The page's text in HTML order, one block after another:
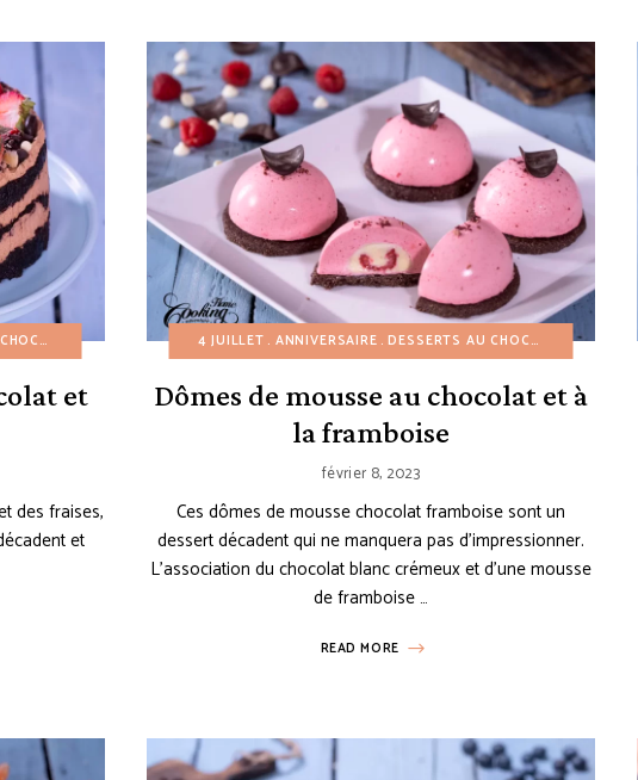
DESSERTS AUX FRUITS ÉTÉ GÂTEAUX ÉTAGÉS HIVER NOËL PÂQUES
et
des fraises,
et
4 JUILLET ANNIVERSAIRE DESSERTS AU CHOCOLAT
Dômes de mousse au chocolat et à
la framboise
février 8, 2023
Ces dômes de mousse chocolat framboise sont un
dessert décadent qui ne manquera pas d’impressionner.
L’association du chocolat blanc crémeux et d’une mousse
de framboise …
READ MORE